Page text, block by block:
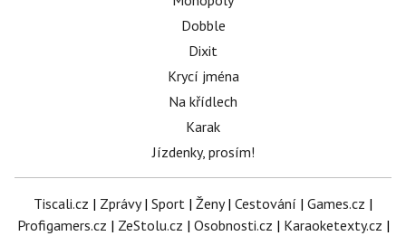
Dobble
Dixit
Krycí jména
Na křídlech
Karak
Jízdenky, prosím!
Tiscali.cz | Zprávy| Sport | Ženy| Cestování | Games.cz |
Profigamers.cz | ZeStolu.cz | Osobnosti.cz | Karaoketexty.cz |